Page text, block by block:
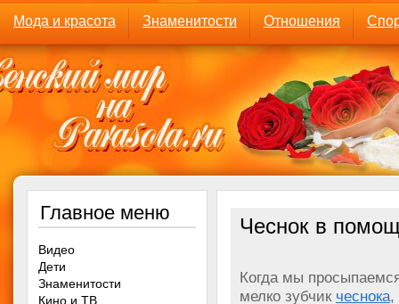
Мода и красота Знаменитости Отношения
Чеснок в
Когда мы
мелко зубчик чеснока,
Главное меню
Видео
Дети
Знаменитости
Кино и ТВ